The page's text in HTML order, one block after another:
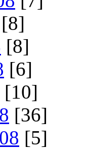
[8]
[8]
[6]
[10]
[36]
[5]